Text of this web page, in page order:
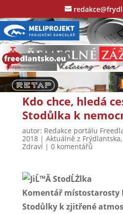
Kdo chce, hledá
Stodůlka k
autor: Redakce portálu
2018| Aktuálně z Frýdlantska,
Zdraví| 0 komentářů
Komentář místostarosty
Stodůlky k zjitřené